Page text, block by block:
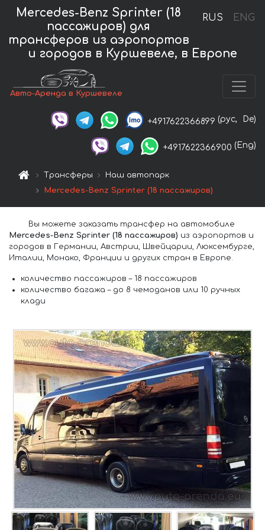
RUS ENG
Mercedes-Benz Sprinter (18
пассажиров) для
трансферов из аэропортов
и городов в Куршевеле, в Европе
Авто-Аренда в Куршевеле
+4917622366899 (рус, De)
+4917622366900 (Eng)
Трансферы
Наш автопарк
Mercedes-Benz Sprinter (18 пассажиров)
Вы можете заказать трансфер на автомобиле
Mercedes-Benz Sprinter (18 пассажиров) из аэропортов и
городов в Германии, Австрии, Швейцарии, Люксембурге,
Италии, Монако, Франции и других стран в Европе.
количество пассажиров – 18 пассажиров
количество багажа – до 8 чемоданов или 10 ручных
клади